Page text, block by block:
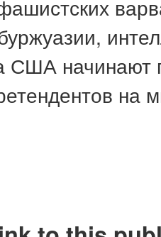
США начинают
на